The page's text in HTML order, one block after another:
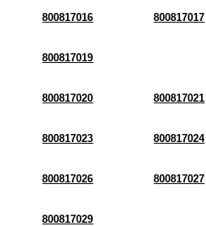
800817016 800817017
800817019
800817020 800817021
800817023 800817024
800817026 800817027
800817029